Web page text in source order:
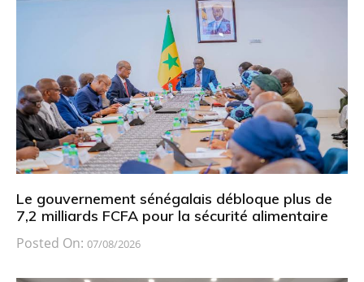
Le gouvernement sénégalais débloque plus de
7,2 milliards FCFA pour la sécurité alimentaire
Posted On: 07/08/2026